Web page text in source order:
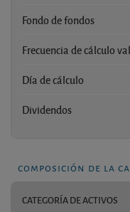
Fondo de fondos
Frecuencia de cálculo
Día de cálculo
Dividendos
composición de la
CATEGORÍA DE ACTIVOS